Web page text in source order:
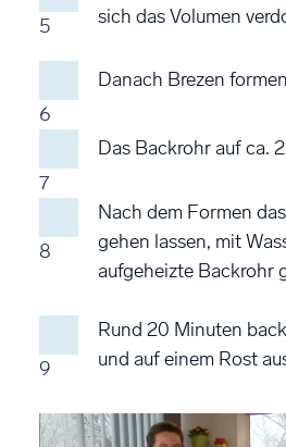
5
sich das Volumen
6
Danach Brezen
7
Das Backrohr auf ca.
8
Nach dem Formen
gehen lassen, mit
aufgeheizte Backrohr
9
Rund 20 Minuten
und auf einem Rost